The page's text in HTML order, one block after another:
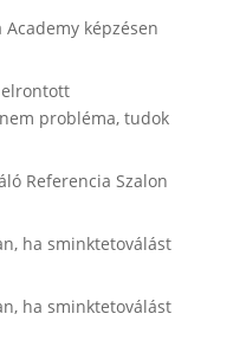
képzésen
probléma, tudok
Referencia Szalon
ha sminktetoválást
ha sminktetoválást